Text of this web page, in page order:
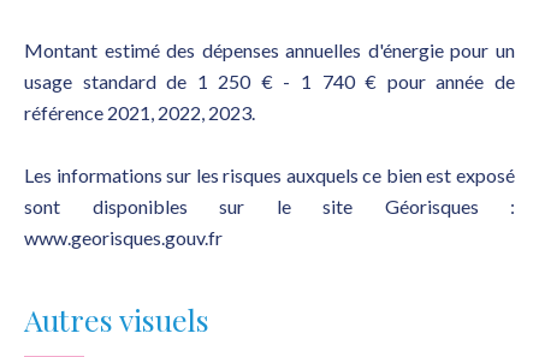
Montant estimé des dépenses annuelles d'énergie pour un
usage standard de 1 250 € - 1 740 € pour année de
référence 2021, 2022, 2023.
Les informations sur les risques auxquels ce bien est exposé
sont disponibles sur le site Géorisques :
www.georisques.gouv.fr
Autres visuels